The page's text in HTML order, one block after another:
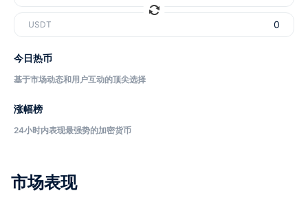
市场表现
USDT
今日热币
基于市场动态和用户互动的顶尖选择
涨幅榜
24小时内表现最强势的加密货币